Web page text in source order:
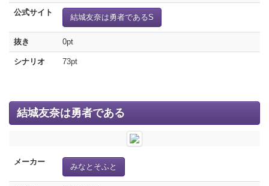
公式サイト
結城友奈は勇者であるS
抜き 0pt
シナリオ 73pt
結城友奈は勇者である
メーカー
みなとそふと